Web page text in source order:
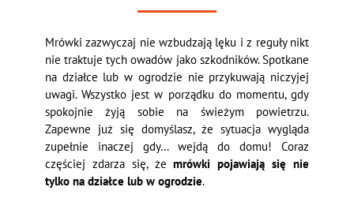
Mrówki zazwyczaj nie wzbudzają lęku i z reguły nikt
nie traktuje tych owadów jako szkodników. Spotkane
na działce lub w ogrodzie nie przykuwają niczyjej
uwagi. Wszystko jest w porządku do momentu, gdy
spokojnie żyją sobie na świeżym powietrzu.
Zapewne już się domyślasz, że sytuacja wygląda
zupełnie inaczej gdy… wejdą do domu! Coraz
częściej zdarza się, żemrówki pojawiają się nie
tylko na działce lub w ogrodzie.